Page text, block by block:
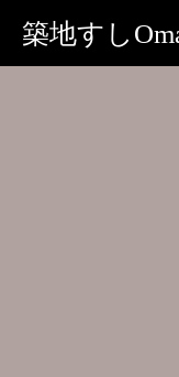
築地すし